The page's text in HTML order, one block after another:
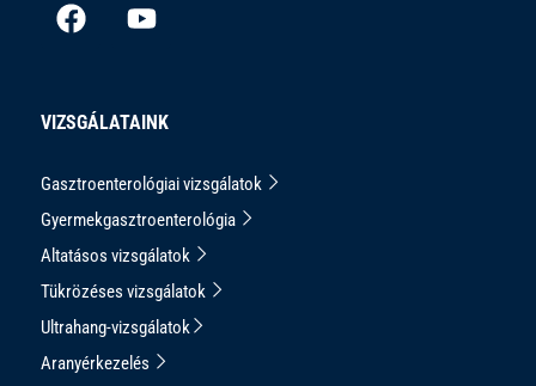
VIZSGÁLATAINK
Gasztroenterológiai vizsgálatok
Gyermekgasztroenterológia
Altatásos vizsgálatok
Tükrözéses vizsgálatok
Ultrahang-vizsgálatok
Aranyérkezelés